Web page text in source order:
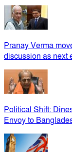
Pranay Verma
discussion as next
Political Shift:
Envoy to